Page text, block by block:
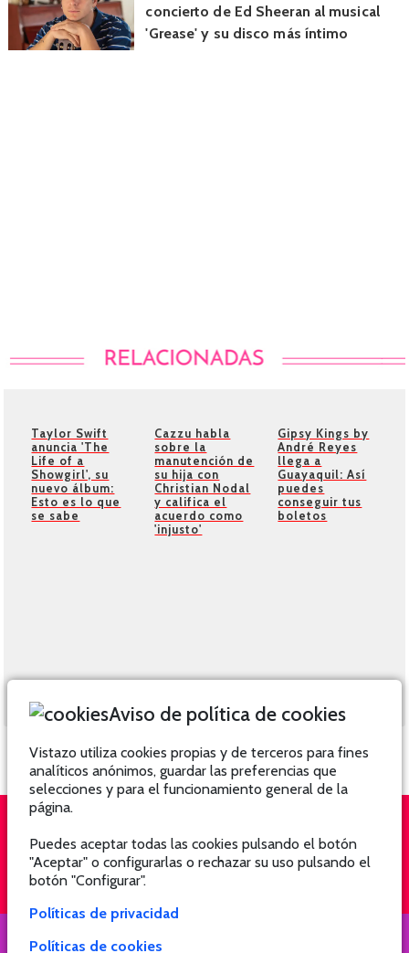
concierto de Ed Sheeran al musical
'Grease' y su disco más íntimo
Taylor Swift
anuncia 'The
Life of a
Showgirl', su
nuevo álbum:
Esto es lo que
se sabe
Cazzu habla
sobre la
manutención de
su hija con
Christian Nodal
y califica el
acuerdo como
'injusto'
Gipsy Kings by
André Reyes
llega a
Guayaquil: Así
puedes
conseguir tus
boletos
QUIÉNES SOMOS SUSCRÍBETE
Aviso de política de cookies
Vistazo utiliza cookies propias y de terceros para fines
analíticos anónimos, guardar las preferencias que
selecciones y para el funcionamiento general de la
página.
Puedes aceptar todas las cookies pulsando el botón
"Aceptar" o configurarlas o rechazar su uso pulsando el
botón "Configurar".
Políticas de privacidad
Políticas de cookies